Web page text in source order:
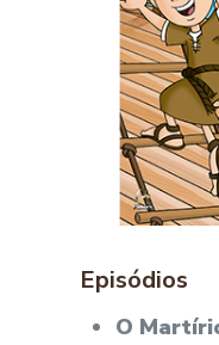
Episódios
O